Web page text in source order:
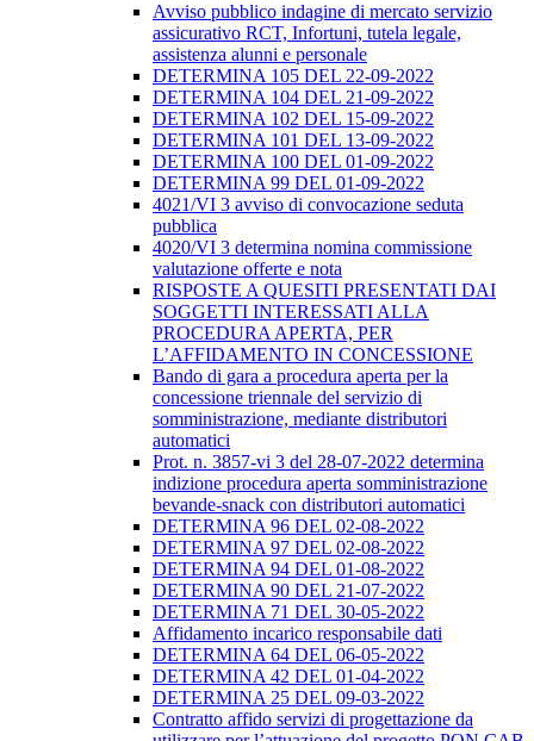
Avviso pubblico indagine di mercato servizio
assicurativo RCT, Infortuni, tutela legale,
assistenza alunni e personale
DETERMINA 105 DEL 22-09-2022
DETERMINA 104 DEL 21-09-2022
DETERMINA 102 DEL 15-09-2022
DETERMINA 101 DEL 13-09-2022
DETERMINA 100 DEL 01-09-2022
DETERMINA 99 DEL 01-09-2022
4021/VI 3 avviso di convocazione seduta
pubblica
4020/VI 3 determina nomina commissione
valutazione offerte e nota
RISPOSTE A QUESITI PRESENTATI DAI
SOGGETTI INTERESSATI ALLA
PROCEDURA APERTA, PER
L’AFFIDAMENTO IN CONCESSIONE
Bando di gara a procedura aperta per la
concessione triennale del servizio di
somministrazione, mediante distributori
automatici
Prot. n. 3857-vi 3 del 28-07-2022 determina
indizione procedura aperta somministrazione
bevande-snack con distributori automatici
DETERMINA 96 DEL 02-08-2022
DETERMINA 97 DEL 02-08-2022
DETERMINA 94 DEL 01-08-2022
DETERMINA 90 DEL 21-07-2022
DETERMINA 71 DEL 30-05-2022
Affidamento incarico responsabile dati
DETERMINA 64 DEL 06-05-2022
DETERMINA 42 DEL 01-04-2022
DETERMINA 25 DEL 09-03-2022
Contratto affido servizi di progettazione da